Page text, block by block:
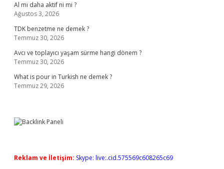
Al mı daha aktif ni mi ?
Ağustos 3, 2026
TDK benzetme ne demek ?
Temmuz 30, 2026
Avcı ve toplayıcı yaşam sürme hangi dönem ?
Temmuz 30, 2026
What is pour in Turkish ne demek ?
Temmuz 29, 2026
Reklam ve İletişim: Skype: live:.cid.575569c608265c69